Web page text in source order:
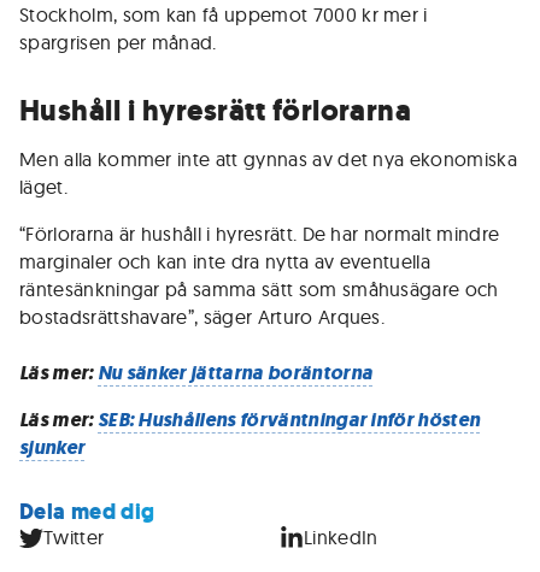
Stockholm, som kan få uppemot 7000 kr mer i
spargrisen per månad.
Hushåll i hyresrätt förlorarna
Men alla kommer inte att gynnas av det nya ekonomiska
läget.
“Förlorarna är hushåll i hyresrätt. De har normalt mindre
marginaler och kan inte dra nytta av eventuella
räntesänkningar på samma sätt som småhusägare och
bostadsrättshavare”, säger Arturo Arques.
Läs mer:Nu sänker jättarna boräntorna
Läs mer:SEB: Hushållens förväntningar inför hösten
sjunker
Dela med dig
Twitter LinkedIn